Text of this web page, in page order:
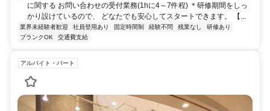
に関する お問い合わせの受付業務(1hに4～7件程) ＊研修期間をしっ
かり設けているので、 どなたでも安心してスタートできます。 【...
業界未経験者歓迎 社員登用あり 固定時間制 経験不問 残業なし
研修あり
ブランクOK
交通費支給
アルバイト・パート